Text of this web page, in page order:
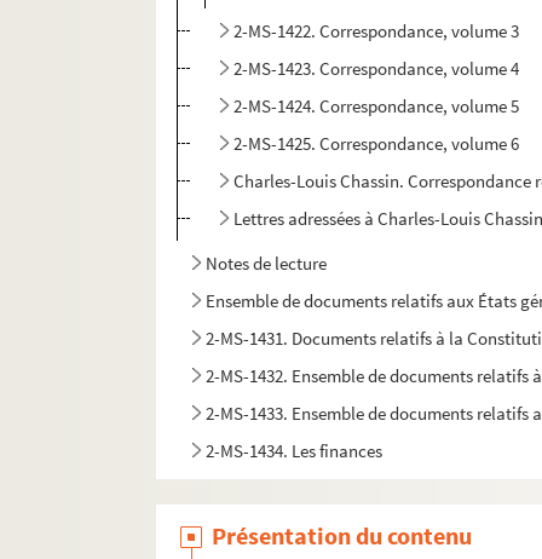
2-MS-1422. Correspondance, volume 3
2-MS-1423. Correspondance, volume 4
2-MS-1424. Correspondance, volume 5
2-MS-1425. Correspondance, volume 6
Charles-Louis Chassin.
Lettres adressées à Charles-Louis
Notes de lecture
Ensemble de documents relatifs aux États
2-MS-1431. Documents relatifs à la
2-MS-1432. Ensemble de documents
2-MS-1433. Ensemble de documents
2-MS-1434. Les finances
Le Clergé
Présentation du contenu